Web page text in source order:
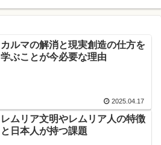
カルマの解消と現実創造の仕方を
学ぶことが今必要な理由
2025.04.17
レムリア文明やレムリア人の特徴
と日本人が持つ課題